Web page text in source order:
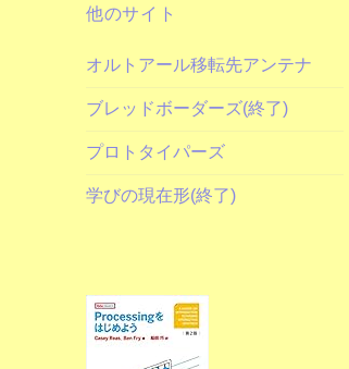
他のサイト
オルトアール移転先アンテナ
ブレッドボーダーズ(終了)
プロトタイパーズ
学びの現在形(終了)